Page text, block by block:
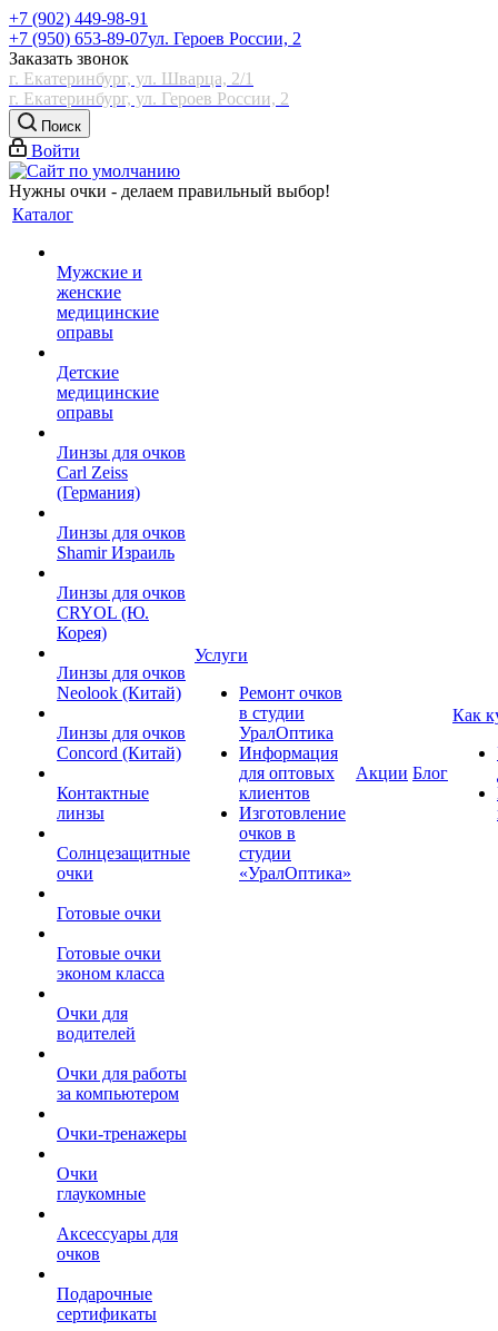
+7 (902) 449-98-91
+7 (950) 653-89-07ул. Героев России, 2
Заказать звонок
г. Екатеринбург, ул. Шварца, 2/1
г. Екатеринбург, ул. Героев России, 2
Поиск
Войти
Нужны очки - делаем правильный выбор!
Каталог
Мужские и
женские
медицинские
оправы
Детские
медицинские
оправы
Линзы для очков
Carl Zeiss
(Германия)
Линзы для очков
Shamir Израиль
Линзы для очков
CRYOL (Ю.
Корея)
Линзы для очков
Neolook (Китай)
Линзы для очков
Concord (Китай)
Контактные
линзы
Солнцезащитные
очки
Готовые очки
Готовые очки
эконом класса
Очки для
водителей
Очки для работы
за компьютером
Очки-тренажеры
Очки
глаукомные
Аксессуары для
очков
Подарочные
сертификаты
Услуги
Ремонт очков
в студии
УралОптика
Информация
для оптовых
клиентов
Изготовление
очков в
студии
«УралОптика»
Акции Блог
Как